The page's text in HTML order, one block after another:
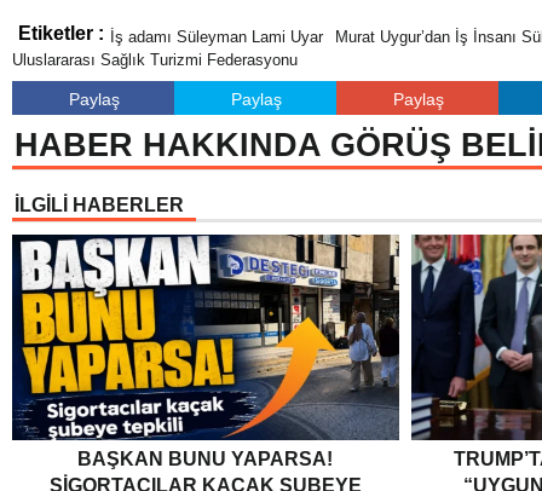
Etiketler : İş adamı Süleyman Lami Uyar
Murat Uygur’dan İş İnsanı
Uluslararası Sağlık Turizmi Federasyonu
Paylaş Paylaş Paylaş
HABER HAKKINDA GÖRÜŞ
İLGİLİ HABERLER
BAŞKAN BUNU YAPARSA!
SIGORTACILAR KAÇAK ŞUBEYE